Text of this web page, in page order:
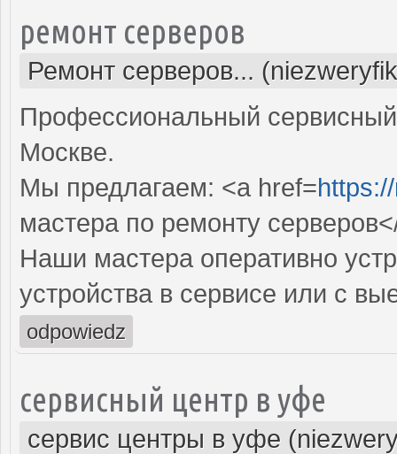
ремонт серверов
Ремонт серверов...
Профессиональный
Москве.
Мы предлагаем: <a href=
мастера по ремонту
Наши мастера оперативно
устройства в сервисе или с
odpowiedz
сервисный центр в уфе
сервис центры в уфе